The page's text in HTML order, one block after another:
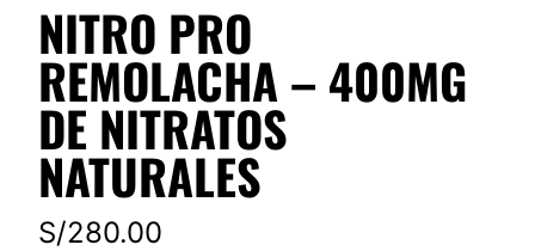
NITRO PRO
REMOLACHA – 400MG
DE NITRATOS
NATURALES
S/280.00